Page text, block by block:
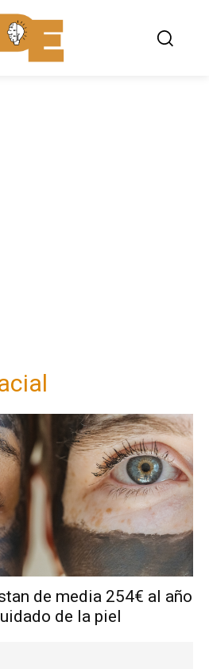
de media 254€ al año
de la piel